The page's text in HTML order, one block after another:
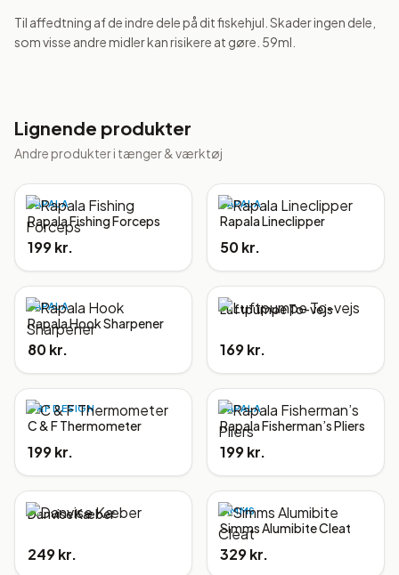
Til affedtning af de indre dele på dit fiskehjul. Skader ingen dele,
som visse andre midler kan risikere at gøre. 59ml.
Lignende produkter
Andre produkter i tænger & værktøj
RAPALA
Rapala Fishing Forceps
199 kr.
RAPALA
Rapala Lineclipper
50 kr.
RAPALA
Rapala Hook Sharpener
80 kr.
Luftpumpe To-vejs
169 kr.
C&F DESIGN
C & F Thermometer
199 kr.
RAPALA
Rapala Fisherman’s Pliers
199 kr.
Danvise Kæber
249 kr.
SIMMS
Simms Alumibite Cleat
329 kr.